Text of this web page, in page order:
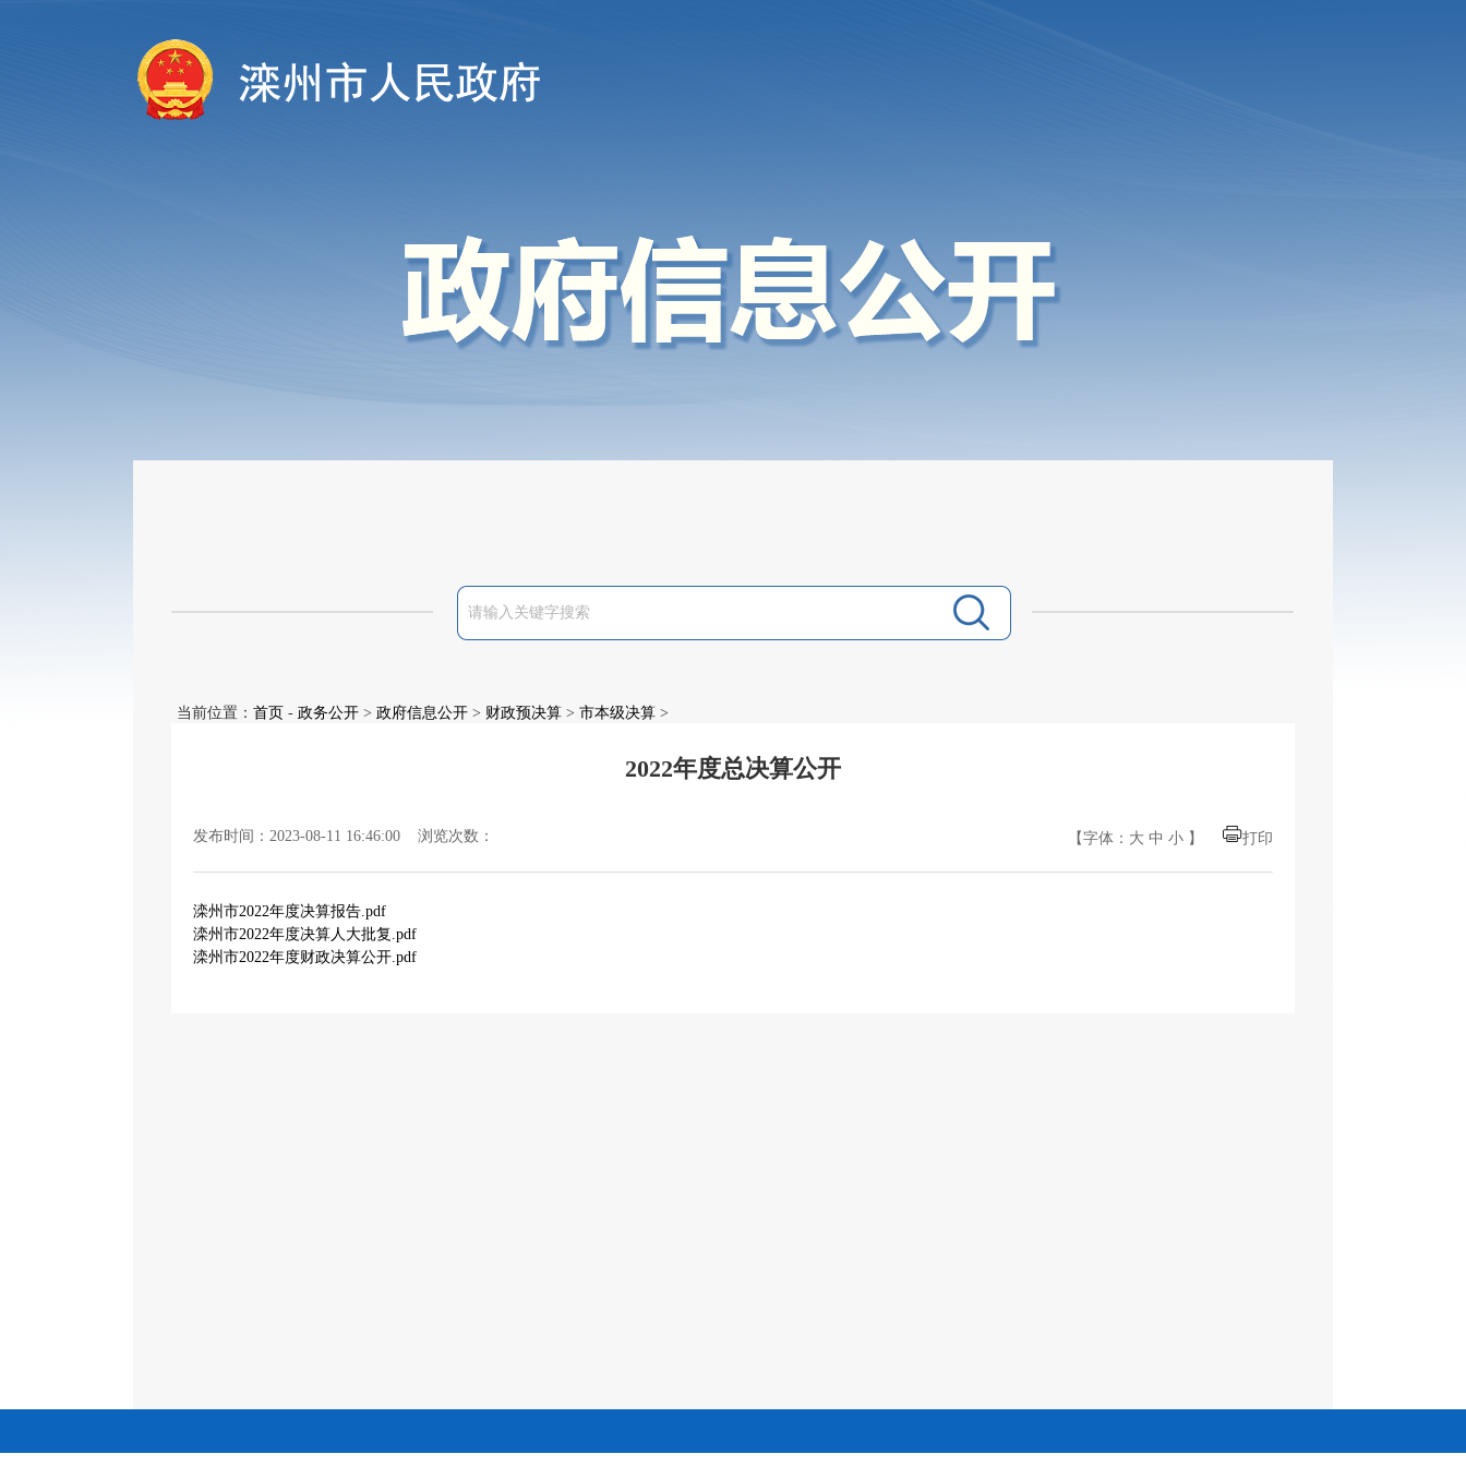
当前位置： 首页 - 政务公开 > 政府信息公开 > 财政预决算 > 市本级决算 >
2022年度总决算公开
发布时间：2023-08-11 16:46:00 浏览次数： 【字体： 大 中 小 】 打印
滦州市2022年度决算报告.pdf
滦州市2022年度决算人大批复.pdf
滦州市2022年度财政决算公开.pdf